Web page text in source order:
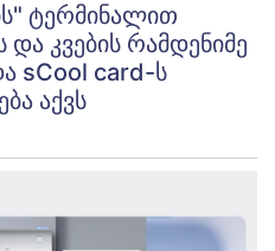
ტერმინალით
და კვების რამდენიმე
sCool card-ს
აქვს